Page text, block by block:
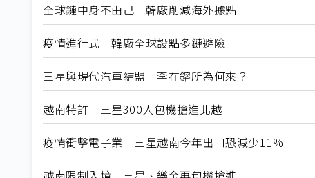
全球鏈中身不由己 韓廠削減海外據點
疫情進行式 韓廠全球設點多鏈避險
三星與現代汽車結盟 李在鎔所為何來？
越南特許 三星300人包機搶進北越
疫情衝擊電子業 三星越南今年出口恐減少11%